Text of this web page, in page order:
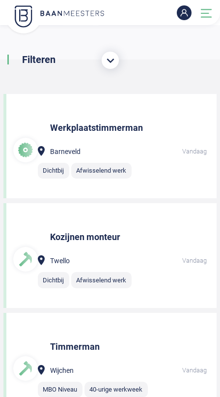
Filteren
Werkplaatstimmerman
Barneveld Vandaag
Dichtbij Afwisselend werk
Kozijnen monteur
Twello Vandaag
Dichtbij Afwisselend werk
Timmerman
Wijchen Vandaag
MBO Niveau 40-urige werkweek